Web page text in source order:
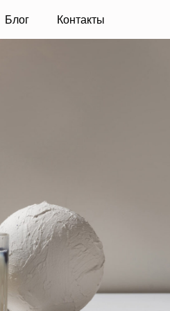
Контакты